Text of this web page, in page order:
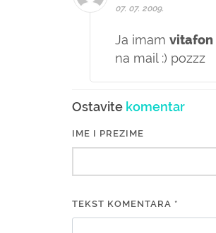
07. 07. 2009.
Ja imam vitafon
na mail :) pozzz
Ostavite komentar
IME I PREZIME
TEKST KOMENTARA *